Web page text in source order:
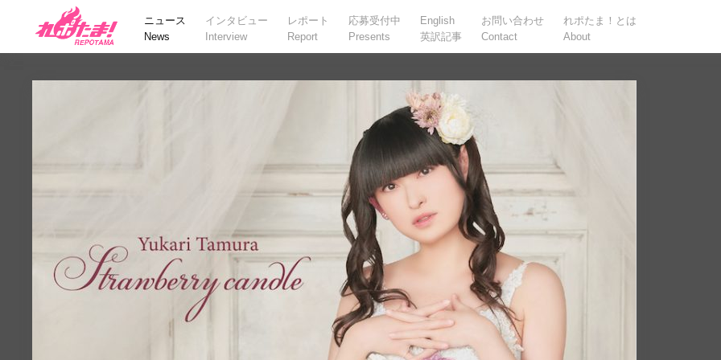
ニュース
News
インタビュー
Interview
レポート
Report
応募受付中
Presents
English
英訳記事
お問い合わせ
Contact
れポたま！とは
About